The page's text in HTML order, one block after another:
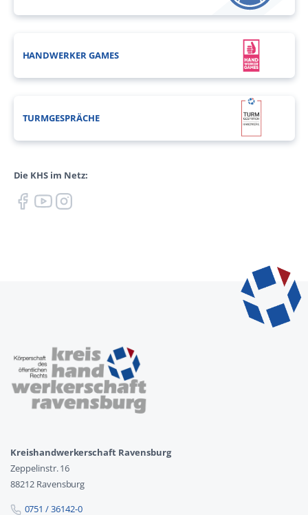
HANDWERKER GAMES
TURMGESPRÄCHE
Die KHS im Netz:
Kreishandwerkerschaft Ravensburg
Zeppelinstr. 16
88212 Ravensburg
0751 / 36142-0